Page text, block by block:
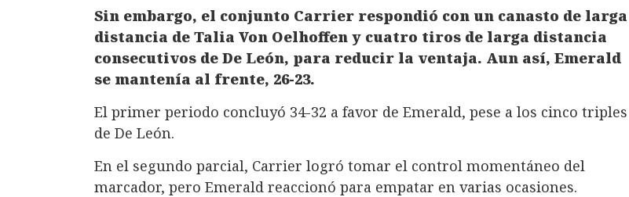
Sin embargo, el conjunto Carrier respondió con un canasto de larga
distancia de Talia Von Oelhoffen y cuatro tiros de larga distancia
consecutivos de De León, para reducir la ventaja. Aun así, Emerald
se mantenía al frente, 26-23.
El primer periodo concluyó 34-32 a favor de Emerald, pese a los cinco triples
de De León.
En el segundo parcial, Carrier logró tomar el control momentáneo del
marcador, pero Emerald reaccionó para empatar en varias ocasiones.